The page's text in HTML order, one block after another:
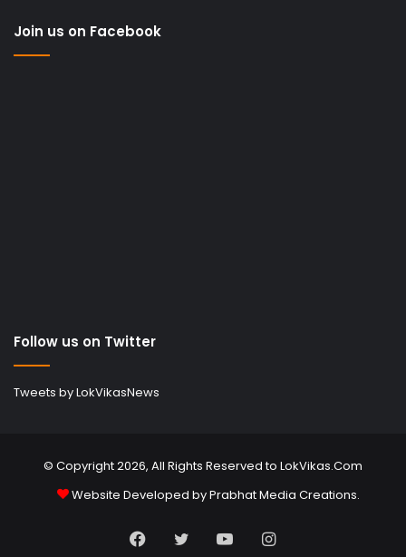
Join us on Facebook
Follow us on Twitter
Tweets by LokVikasNews
© Copyright 2026, All Rights Reserved to LokVikas.Com
Website Developed byPrabhat Media Creations.
Facebook
TwitterYouTubeInstagram